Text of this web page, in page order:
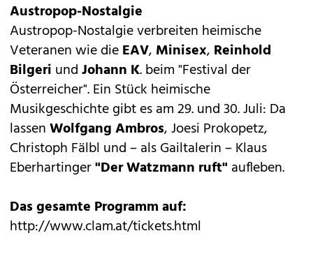
Austropop-Nostalgie
Austropop-Nostalgie verbreiten heimische
Veteranen wie dieEAV, Minisex, Reinhold
Bilgeri undJohann K. beim "Festival der
Österreicher". Ein Stück heimische
Musikgeschichte gibt es am 29. und 30. Juli: Da
lassenWolfgang Ambros, Joesi Prokopetz,
Christoph Fälbl und – als Gailtalerin – Klaus
Eberhartinger"Der Watzmann ruft" aufleben.
Das gesamte Programm auf:
http://www.clam.at/tickets.html